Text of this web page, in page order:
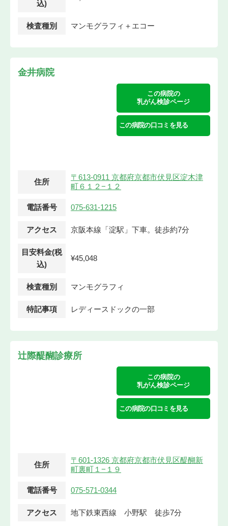
込)
検査種別 マンモグラフィ＋エコー
金井病院
この病院の
乳がん検診ページ
この病院の口コミを見る
住所
〒613-0911 京都府京都市伏見区淀木津
町６１２−１２
電話番号 075-631-1215
アクセス 京阪本線「淀駅」下車。徒歩約7分
目安料金(税
込)
¥45,048
検査種別 マンモグラフィ
特記事項 レディースドックの一部
辻際醍醐診療所
この病院の
乳がん検診ページ
この病院の口コミを見る
住所
〒601-1326 京都府京都市伏見区醍醐新
町裏町１−１９
電話番号 075-571-0344
アクセス 地下鉄東西線 小野駅 徒歩7分